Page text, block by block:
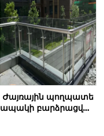
դարպասներով
էկոլոգիապես մաքուր
այգիների համար,
հաստատուն
ցանկապատների
լուծում
Ժայռային պողպատե
ապակի բարձրացված